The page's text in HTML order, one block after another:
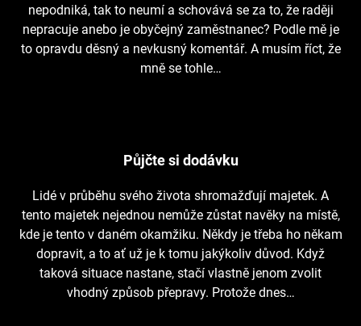
nepodniká, tak to neumí a schovává se za to, že raději
nepracuje anebo je obyčejný zaměstnanec? Podle mě je
to opravdu děsný a nevkusný komentář. A musím říct, že
mně se tohle…
Půjčte si dodávku
Lidé v průběhu svého života shromažďují majetek. A
tento majetek nejednou nemůže zůstat navěky na místě,
kde je tento v daném okamžiku. Někdy je třeba ho někam
dopravit, a to ať už je k tomu jakýkoliv důvod. Když
taková situace nastane, stačí vlastně jenom zvolit
vhodný způsob přepravy. Protože dnes…